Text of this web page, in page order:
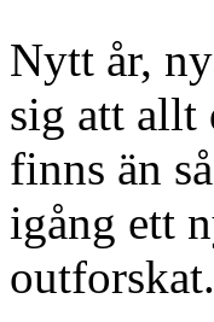
Nytt år,
sig att allt
finns än
igång ett